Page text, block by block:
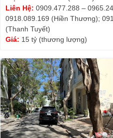
Liên Hệ: 0909.477.288 –
0918.089.169 (Hiền Thương);
(Thanh Tuyết)
Giá: 15 tỷ (thương lượng)